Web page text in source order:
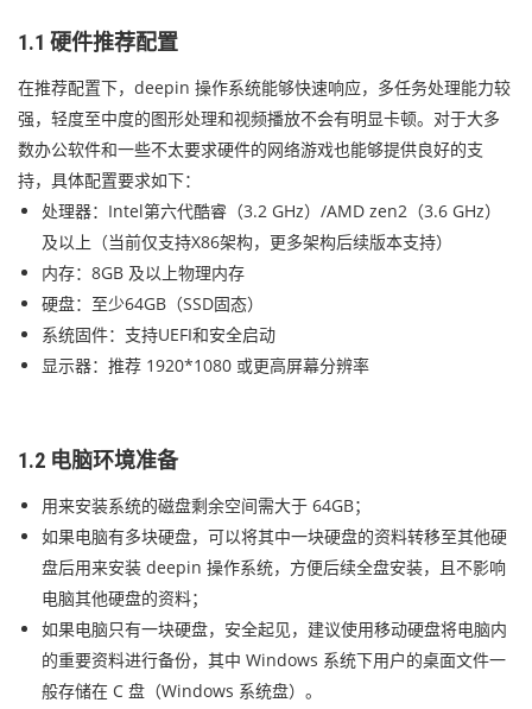
1.1 硬件推荐配置
在推荐配置下，deepin 操作系统能够快速响应，多任务处理能力较
强，轻度至中度的图形处理和视频播放不会有明显卡顿。对于大多
数办公软件和一些不太要求硬件的网络游戏也能够提供良好的支
持，具体配置要求如下：
处理器：Intel第六代酷睿（3.2 GHz）/AMD zen2（3.6 GHz）
及以上（当前仅支持X86架构，更多架构后续版本支持）
内存：8GB 及以上物理内存
硬盘：至少64GB（SSD固态）
系统固件：支持UEFI和安全启动
显示器：推荐 1920*1080 或更高屏幕分辨率
1.2 电脑环境准备
用来安装系统的磁盘剩余空间需大于 64GB；
如果电脑有多块硬盘，可以将其中一块硬盘的资料转移至其他硬
盘后用来安装 deepin 操作系统，方便后续全盘安装，且不影响
电脑其他硬盘的资料；
如果电脑只有一块硬盘，安全起见，建议使用移动硬盘将电脑内
的重要资料进行备份，其中 Windows 系统下用户的桌面文件一
般存储在 C 盘（Windows 系统盘）。